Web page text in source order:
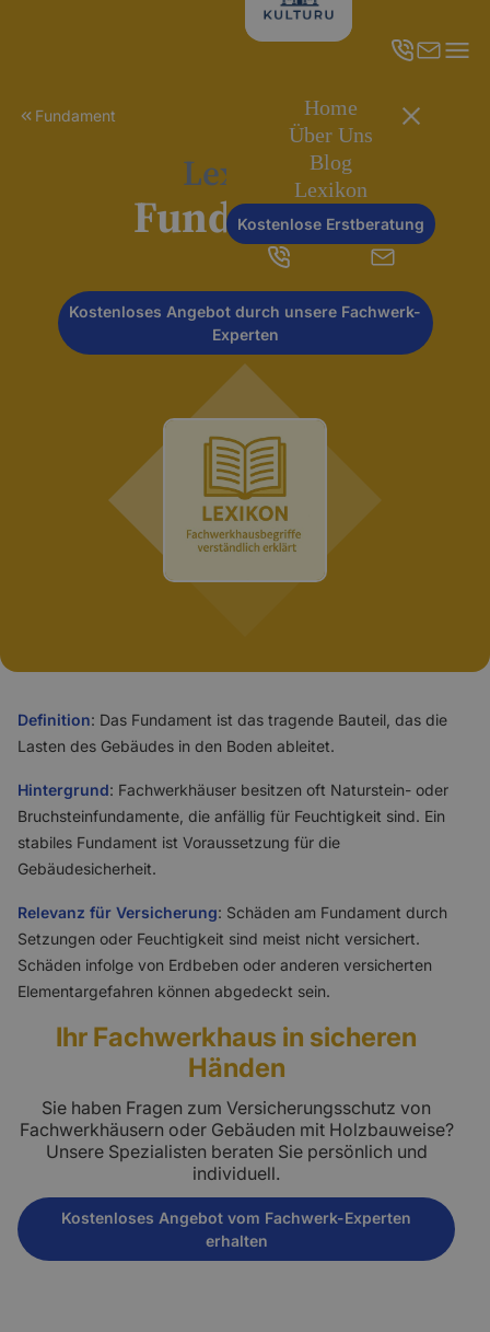
Home
Über Uns
Blog
Lexikon
Kostenlose Erstberatung
Fundament
Lexikon
Fundament
Kostenloses Angebot durch unsere Fachwerk-
Experten
Definition: Das Fundament ist das tragende Bauteil, das die
Lasten des Gebäudes in den Boden ableitet.
Hintergrund: Fachwerkhäuser besitzen oft Naturstein- oder
Bruchsteinfundamente, die anfällig für Feuchtigkeit sind. Ein
stabiles Fundament ist Voraussetzung für die
Gebäudesicherheit.
Relevanz für Versicherung: Schäden am Fundament durch
Setzungen oder Feuchtigkeit sind meist nicht versichert.
Schäden infolge von Erdbeben oder anderen versicherten
Elementargefahren können abgedeckt sein.
Ihr Fachwerkhaus in sicheren
Händen
Sie haben Fragen zum Versicherungsschutz von
Fachwerkhäusern oder Gebäuden mit Holzbauweise?
Unsere Spezialisten beraten Sie persönlich und
individuell.
Kostenloses Angebot vom Fachwerk-Experten
erhalten